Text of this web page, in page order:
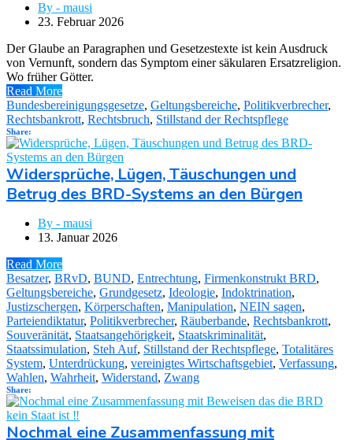
By - mausi
23. Februar 2026
Der Glaube an Paragraphen und Gesetzestexte ist kein Ausdruck
von Vernunft, sondern das Symptom einer säkularen Ersatzreligion.
Wo früher Götter.
Read More
Bundesbereinigungsgesetze, Geltungsbereiche, Politikverbrecher,
Rechtsbankrott, Rechtsbruch, Stillstand der Rechtspflege
Share:
Widersprüche, Lügen, Täuschungen und
Betrug des BRD-Systems an den Bürgen
By - mausi
13. Januar 2026
Read More
Besatzer, BRvD, BUND, Entrechtung, Firmenkonstrukt BRD,
Geltungsbereiche, Grundgesetz, Ideologie, Indoktrination,
Justizschergen, Körperschaften, Manipulation, NEIN sagen,
Parteiendiktatur, Politikverbrecher, Räuberbande, Rechtsbankrott,
Souveränität, Staatsangehörigkeit, Staatskriminalität,
Staatssimulation, Steh Auf, Stillstand der Rechtspflege, Totalitäres
System, Unterdrückung, vereinigtes Wirtschaftsgebiet, Verfassung,
Wahlen, Wahrheit, Widerstand, Zwang
Share:
Nochmal eine Zusammenfassung mit